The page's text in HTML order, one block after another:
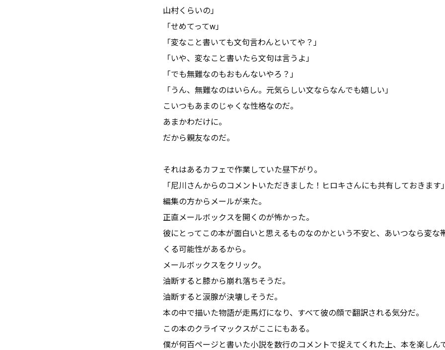
山村くらいの」
「せめてってw」
「変なこと書いても文句言わんといてや？」
「いや、変なこと書いたら文句は言うよ」
「でも無難なのもおもんないやろ？」
「うん、無難なのはいらん。元気らしい文ならなんでも嬉しい」
こいつもあまのじゃくな性格なのだ。
あまかわだけに。
だから親友なのだ。
それはあるカフェで作業していた昼下がり。
「尼川さんからのコメントいただきました！ヒロキさんにも共有しておきます」
編集の方からメールが来た。
正直メールボックスを開くのが怖かった。
彼にとってこの本が面白いと思えるものなのかという不安と、あいつなら変な
くる可能性があるから。
メールボックスをクリック。
油断すると膝から崩れ落ちそうだ。
油断すると涙腺が決壊しそうだ。
本の中で描いた物語が走馬灯になり、すべて彼の顔で翻訳される気分だ。
この本のクライマックスがここにもある。
僕が何百ページと書いた小説を数行のコメントで捉えてくれた上、本を楽しん